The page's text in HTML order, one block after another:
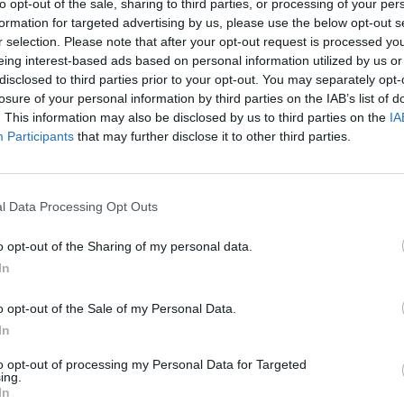
opt-out of the sale, sharing to third parties, or processing of your
for targeted advertising by us, please use the below opt-out
selection. Please note that after your opt-out request is processed
interest-based ads based on personal information utilized by us
to third parties prior to your opt-out. You may separately
of your personal information by third parties on the IAB’s list of
This information may also be disclosed by us to third parties on the
Participants that may further disclose it to other third parties.
Data Processing Opt Outs
opt-out of the Sharing of my personal data.
opt-out of the Sale of my Personal Data.
opt-out of processing my Personal Data for Targeted
automobilių kaktomušą nukentėjęs
teismui, jog kenčia dėl sumažėjusio
dokumentus, patvirtinančius, jog
nes dėl susilpnėjusio lytinio
gyvenimas su žmona. Nuo to
jog patirtas stresas galėjo sukelti
sumokėti 58 tūkst. zlotų (13,9 tūkst.